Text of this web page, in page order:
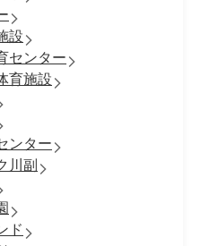
設
センター
育施設
ンター
川副
ド